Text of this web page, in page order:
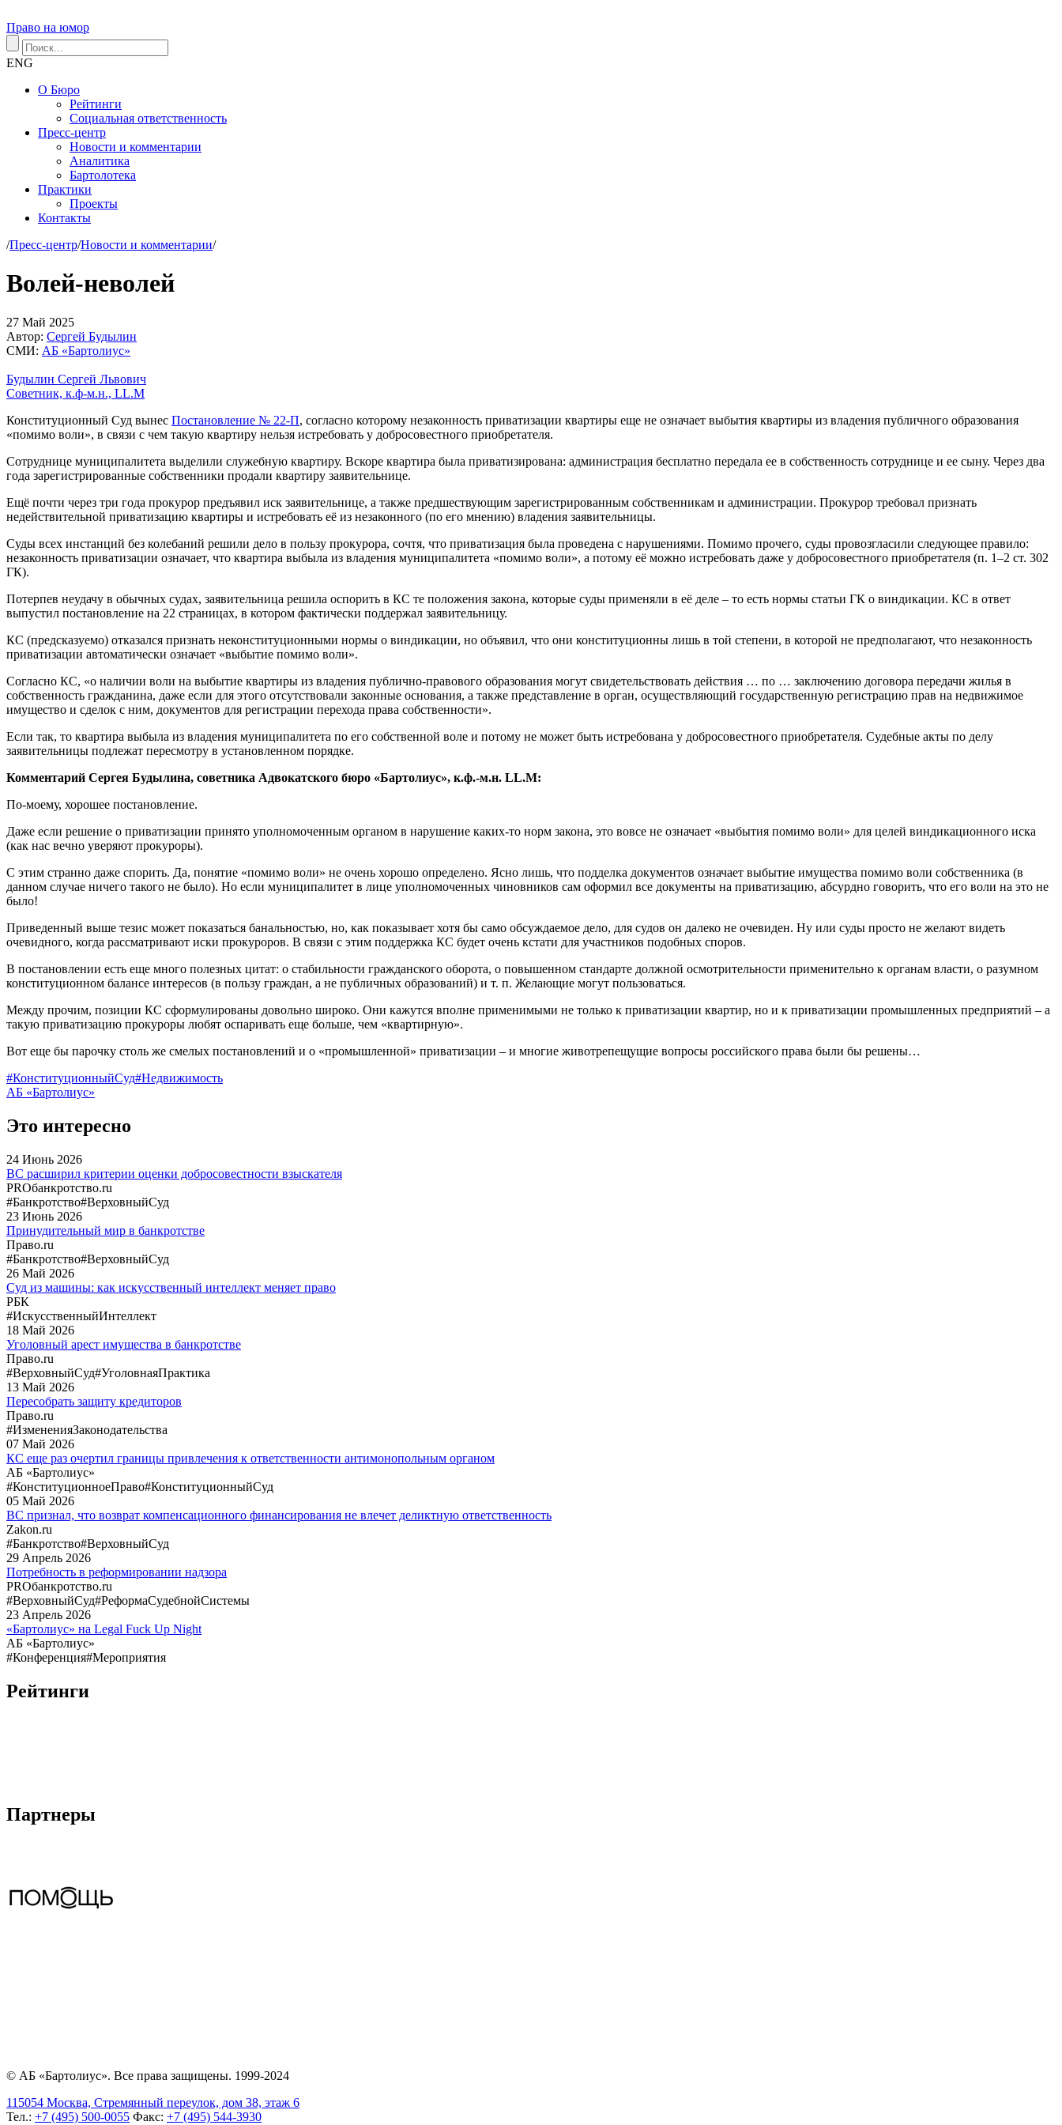
Право на юмор
ENG
О Бюро
Рейтинги
Социальная ответственность
Пресс-центр
Новости и комментарии
Аналитика
Бартолотека
Практики
Проекты
Контакты
/Пресс-центр/Новости и комментарии/
Волей-неволей
27 Май 2025
Автор: Сергей Будылин
СМИ: АБ «Бартолиус»
Будылин Сергей Львович
Советник, к.ф-м.н., LL.M
Конституционный Суд вынес Постановление № 22-П, согласно которому незаконность приватизации квартиры еще не означает выбытия квартиры из владения публичного образования
«помимо воли», в связи с чем такую квартиру нельзя истребовать у добросовестного приобретателя.
Сотруднице муниципалитета выделили служебную квартиру. Вскоре квартира была приватизирована: администрация бесплатно передала ее в собственность сотруднице и ее сыну. Через два
года зарегистрированные собственники продали квартиру заявительнице.
Ещё почти через три года прокурор предъявил иск заявительнице, а также предшествующим зарегистрированным собственникам и администрации. Прокурор требовал признать
недействительной приватизацию квартиры и истребовать её из незаконного (по его мнению) владения заявительницы.
Суды всех инстанций без колебаний решили дело в пользу прокурора, сочтя, что приватизация была проведена с нарушениями. Помимо прочего, суды провозгласили следующее правило:
незаконность приватизации означает, что квартира выбыла из владения муниципалитета «помимо воли», а потому её можно истребовать даже у добросовестного приобретателя (п. 1–2 ст. 302
ГК).
Потерпев неудачу в обычных судах, заявительница решила оспорить в КС те положения закона, которые суды применяли в её деле – то есть нормы статьи ГК о виндикации. КС в ответ
выпустил постановление на 22 страницах, в котором фактически поддержал заявительницу.
КС (предсказуемо) отказался признать неконституционными нормы о виндикации, но объявил, что они конституционны лишь в той степени, в которой не предполагают, что незаконность
приватизации автоматически означает «выбытие помимо воли».
Согласно КС, «о наличии воли на выбытие квартиры из владения публично-правового образования могут свидетельствовать действия … по … заключению договора передачи жилья в
собственность гражданина, даже если для этого отсутствовали законные основания, а также представление в орган, осуществляющий государственную регистрацию прав на недвижимое
имущество и сделок с ним, документов для регистрации перехода права собственности».
Если так, то квартира выбыла из владения муниципалитета по его собственной воле и потому не может быть истребована у добросовестного приобретателя. Судебные акты по делу
заявительницы подлежат пересмотру в установленном порядке.
Комментарий Сергея Будылина, советника Адвокатского бюро «Бартолиус», к.ф.-м.н. LL.M:
По-моему, хорошее постановление.
Даже если решение о приватизации принято уполномоченным органом в нарушение каких-то норм закона, это вовсе не означает «выбытия помимо воли» для целей виндикационного иска
(как нас вечно уверяют прокуроры).
С этим странно даже спорить. Да, понятие «помимо воли» не очень хорошо определено. Ясно лишь, что подделка документов означает выбытие имущества помимо воли собственника (в
данном случае ничего такого не было). Но если муниципалитет в лице уполномоченных чиновников сам оформил все документы на приватизацию, абсурдно говорить, что его воли на это не
было!
Приведенный выше тезис может показаться банальностью, но, как показывает хотя бы само обсуждаемое дело, для судов он далеко не очевиден. Ну или суды просто не желают видеть
очевидного, когда рассматривают иски прокуроров. В связи с этим поддержка КС будет очень кстати для участников подобных споров.
В постановлении есть еще много полезных цитат: о стабильности гражданского оборота, о повышенном стандарте должной осмотрительности применительно к органам власти, о разумном
конституционном балансе интересов (в пользу граждан, а не публичных образований) и т. п. Желающие могут пользоваться.
Между прочим, позиции КС сформулированы довольно широко. Они кажутся вполне применимыми не только к приватизации квартир, но и к приватизации промышленных предприятий – а
такую приватизацию прокуроры любят оспаривать еще больше, чем «квартирную».
Вот еще бы парочку столь же смелых постановлений и о «промышленной» приватизации – и многие животрепещущие вопросы российского права были бы решены…
#КонституционныйСуд#Недвижимость
АБ «Бартолиус»
Это интересно
24 Июнь 2026
ВС расширил критерии оценки добросовестности взыскателя
PROбанкротство.ru
#Банкротство#ВерховныйСуд
23 Июнь 2026
Принудительный мир в банкротстве
Право.ru
#Банкротство#ВерховныйСуд
26 Май 2026
Суд из машины: как искусственный интеллект меняет право
РБК
#ИскусственныйИнтеллект
18 Май 2026
Уголовный арест имущества в банкротстве
Право.ru
#ВерховныйСуд#УголовнаяПрактика
13 Май 2026
Пересобрать защиту кредиторов
Право.ru
#ИзмененияЗаконодательства
07 Май 2026
КС еще раз очертил границы привлечения к ответственности антимонопольным органом
АБ «Бартолиус»
#КонституционноеПраво#КонституционныйСуд
05 Май 2026
ВС признал, что возврат компенсационного финансирования не влечет деликтную ответственность
Zakon.ru
#Банкротство#ВерховныйСуд
29 Апрель 2026
Потребность в реформировании надзора
PROбанкротство.ru
#ВерховныйСуд#РеформаСудебнойСистемы
23 Апрель 2026
«Бартолиус» на Legal Fuck Up Night
АБ «Бартолиус»
#Конференция#Мероприятия
Рейтинги
Партнеры
© АБ «Бартолиус». Все права защищены. 1999-2024
115054 Москва, Стремянный переулок, дом 38, этаж 6
Тел.: +7 (495) 500-0055 Факс: +7 (495) 544-3930